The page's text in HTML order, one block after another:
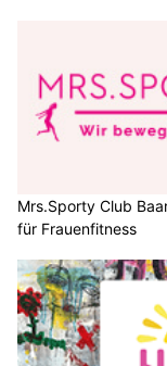
Mrs.Sporty Club
für Frauenfitness